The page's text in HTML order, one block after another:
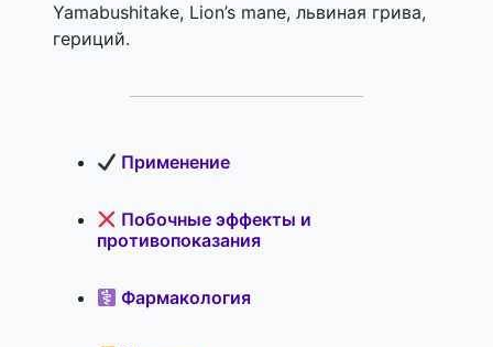
Yamabushitake, Lion’s mane, львиная грива,
гериций.
Применение
Побочные эффекты и
противопоказания
Фармакология